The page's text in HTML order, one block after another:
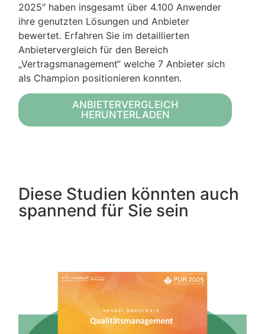
2025″ haben insgesamt über 4.100 Anwender
ihre genutzten Lösungen und Anbieter
bewertet. Erfahren Sie im detaillierten
Anbietervergleich für den Bereich
„Vertragsmanagement“ welche 7 Anbieter sich
als Champion positionieren konnten.
ANBIETERVERGLEICH
HERUNTERLADEN
Diese Studien könnten auch
spannend für Sie sein